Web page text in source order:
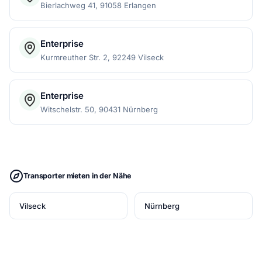
Bierlachweg 41, 91058 Erlangen
Enterprise
Kurmreuther Str. 2, 92249 Vilseck
Enterprise
Witschelstr. 50, 90431 Nürnberg
Transporter mieten in der Nähe
Vilseck Nürnberg